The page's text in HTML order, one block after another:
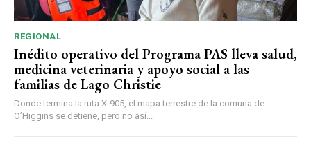
REGIONAL
Inédito operativo del Programa PAS lleva salud,
medicina veterinaria y apoyo social a las
familias de Lago Christie
Donde termina la ruta X-905, el mapa terrestre de la comuna de
O’Higgins se detiene, pero no así...